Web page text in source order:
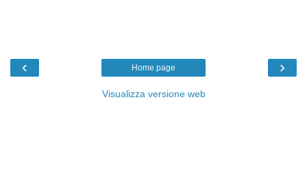
‹ ›
Home page
Visualizza versione web